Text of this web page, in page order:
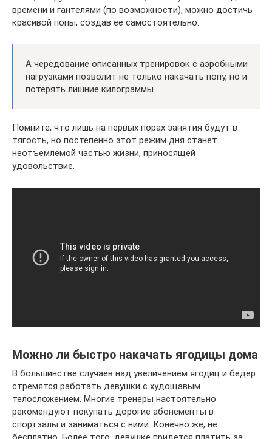
времени и гантелями (по возможности), можно достичь
красивой попы, создав её самостоятельно.
А чередование описанных тренировок с аэробными
нагрузками позволит не только накачать попу, но и
потерять лишние килограммы.
Помните, что лишь на первых порах занятия будут в
тягость, но постепенно этот режим дня станет
неотъемлемой частью жизни, приносящей
удовольствие.
Можно ли быстро накачать ягодицы дома
В большинстве случаев над увеличением ягодиц и бедер
стремятся работать девушки с худощавым
телосложением. Многие тренеры настоятельно
рекомендуют покупать дорогие абонементы в
спортзалы и заниматься с ними. Конечно же, не